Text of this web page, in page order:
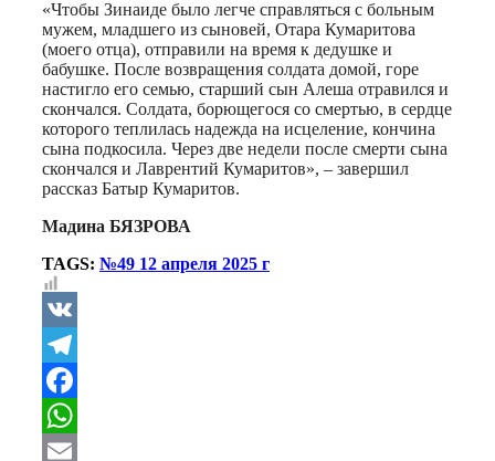
«Чтобы Зинаиде было легче справляться с больным
мужем, младшего из сыновей, Отара Кумаритова
(моего отца), отправили на время к дедушке и
бабушке. После возвращения солдата домой, горе
настигло его семью, старший сын Алеша отравился и
скончался. Солдата, борющегося со смертью, в сердце
которого теплилась надежда на исцеление, кончина
сына подкосила. Через две недели после смерти сына
скончался и Лаврентий Кумаритов», – завершил
рассказ Батыр Кумаритов.
Мадина БЯЗРОВА
TAGS: №49 12 апреля 2025 г
VK
Telegram
Facebook
WhatsApp